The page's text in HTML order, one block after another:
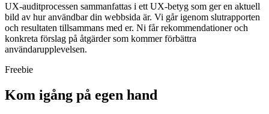
UX-auditprocessen sammanfattas i ett UX-betyg som ger en aktuell
bild av hur användbar din webbsida är. Vi går igenom slutrapporten
och resultaten tillsammans med er. Ni får rekommendationer och
konkreta förslag på åtgärder som kommer förbättra
användarupplevelsen.
Freebie
Kom igång på egen hand